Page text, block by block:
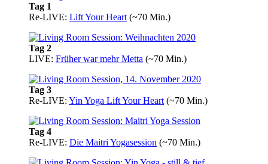
Tag 1
Re-LIVE: Lift Your Heart (~70 Min.)
Tag 2
LIVE: Früher war mehr Metta (~70 Min.)
Tag 3
Re-LIVE: Yin Yoga Lift Your Heart (~70 Min.)
Tag 4
Re-LIVE: Die Maitri Yogasession (~70 Min.)